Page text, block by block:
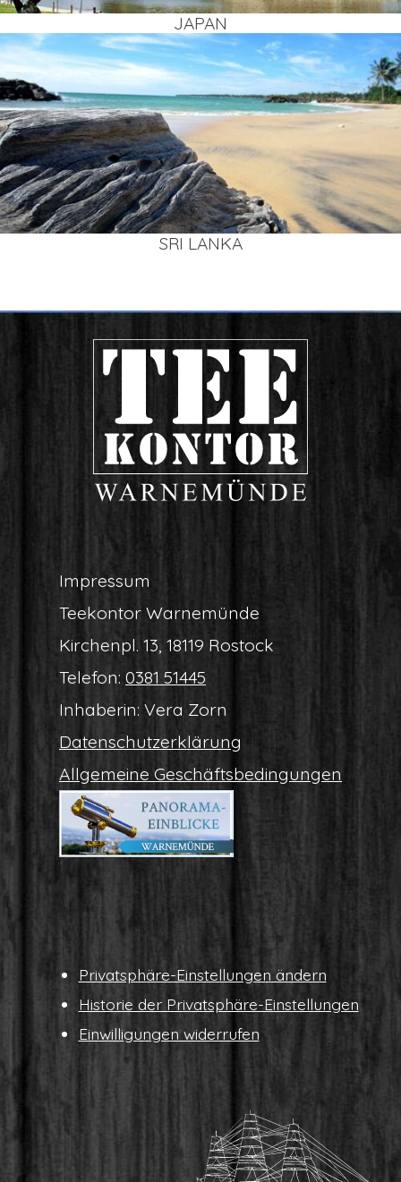
JAPAN
SRI LAN­KA
Impres­sum
Tee­kon­tor Warnemünde
Kir­chen­pl. 13, 18119 Rostock
Tele­fon: 0381 51445
Inha­be­rin: Vera Zorn
Daten­schutz­er­klä­rung
All­ge­mei­ne Geschäftsbedingungen
Pri­vat­sphä­re-Ein­stel­lun­gen ändern
His­to­rie der Privatsphäre-Einstellungen
Ein­wil­li­gun­gen widerrufen